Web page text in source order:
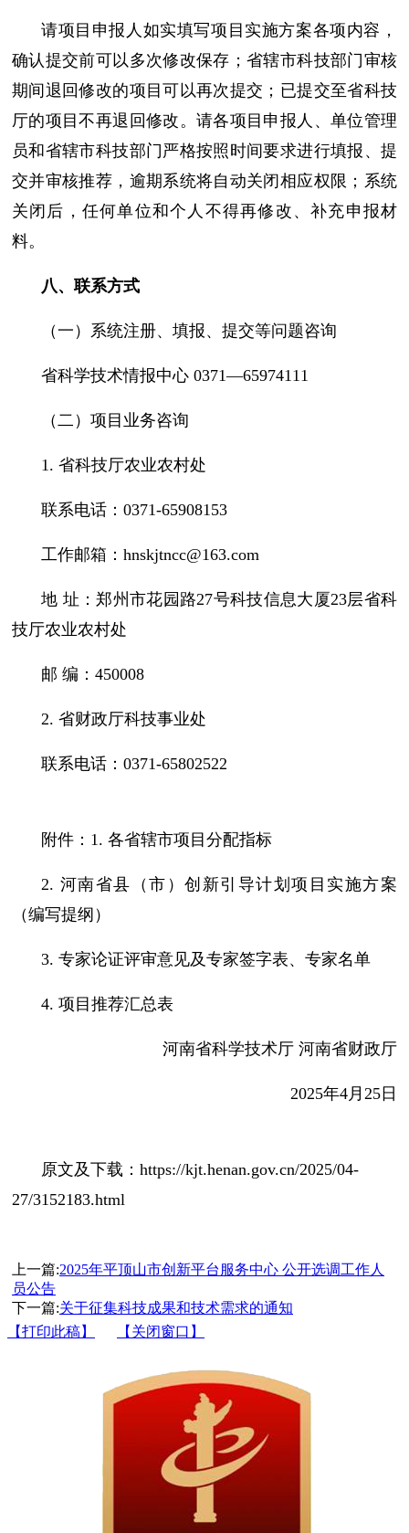
请项目申报人如实填写项目实施方案各项内容，
确认提交前可以多次修改保存；省辖市科技部门审核
期间退回修改的项目可以再次提交；已提交至省科技
厅的项目不再退回修改。请各项目申报人、单位管理
员和省辖市科技部门严格按照时间要求进行填报、提
交并审核推荐，逾期系统将自动关闭相应权限；系统
关闭后，任何单位和个人不得再修改、补充申报材
料。
八、联系方式
（一）系统注册、填报、提交等问题咨询
省科学技术情报中心 0371—65974111
（二）项目业务咨询
1. 省科技厅农业农村处
联系电话：0371-65908153
工作邮箱： hnskjtncc@163.com
地 址：郑州市花园路27号科技信息大厦23层省科
技厅农业农村处
邮 编：450008
2. 省财政厅科技事业处
联系电话：0371-65802522
附件：1. 各省辖市项目分配指标
2. 河南省县（市）创新引导计划项目实施方案
（编写提纲）
3. 专家论证评审意见及专家签字表、专家名单
4. 项目推荐汇总表
河南省科学技术厅 河南省财政厅
2025年4月25日
原文及下载：https://kjt.henan.gov.cn/2025/04-
27/3152183.html
上一篇:2025年平顶山市创新平台服务中心 公开选调工作人
员公告
下一篇:关于征集科技成果和技术需求的通知
【打印此稿】
【关闭窗口】